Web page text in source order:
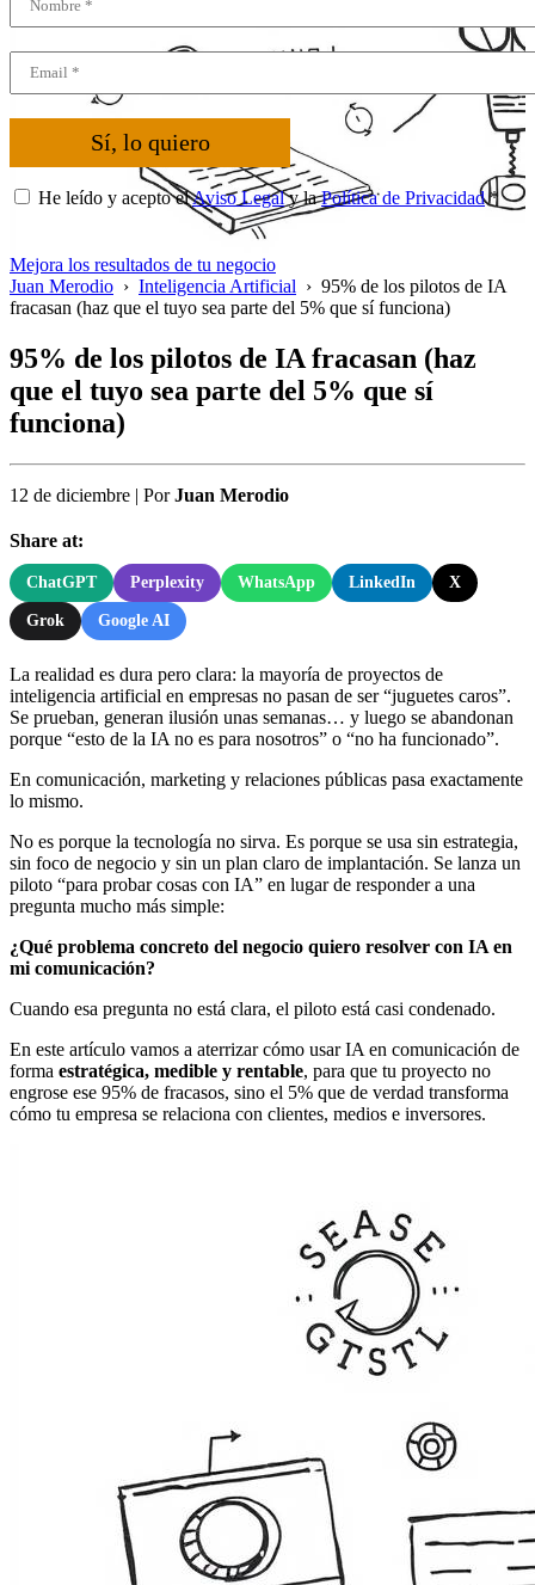
Sí, lo quiero
He leído y acepto elAviso Legaly laPolítica de Privacidad*
Mejora los resultados de tu negocio
Juan Merodio › Inteligencia Artificial › 95% de los pilotos de IA
fracasan (haz que el tuyo sea parte del 5% que sí funciona)
95% de los pilotos de IA fracasan (haz
que el tuyo sea parte del 5% que sí
funciona)
12 de diciembre | PorJuan Merodio
Share at:
ChatGPT Perplexity WhatsApp LinkedIn X
Grok Google AI
La realidad es dura pero clara: la mayoría de proyectos de
inteligencia artificial en empresas no pasan de ser “juguetes caros”.
Se prueban, generan ilusión unas semanas… y luego se abandonan
porque “esto de la IA no es para nosotros” o “no ha funcionado”.
En comunicación, marketing y relaciones públicas pasa exactamente
lo mismo.
No es porque la tecnología no sirva. Es porque se usa sin estrategia,
sin foco de negocio y sin un plan claro de implantación. Se lanza un
piloto “para probar cosas con IA” en lugar de responder a una
pregunta mucho más simple:
¿Qué problema concreto del negocio quiero resolver con IA en
mi comunicación?
Cuando esa pregunta no está clara, el piloto está casi condenado.
En este artículo vamos a aterrizar cómo usar IA en comunicación de
forma estratégica, medible y rentable, para que tu proyecto no
engrose ese 95% de fracasos, sino el 5% que de verdad transforma
cómo tu empresa se relaciona con clientes, medios e inversores.